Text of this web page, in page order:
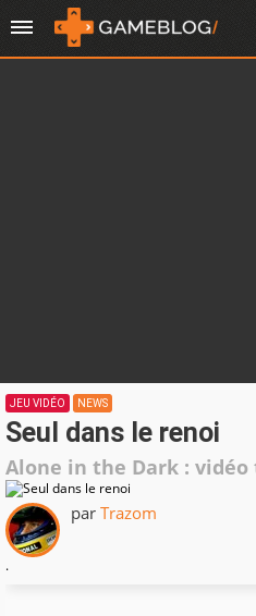
JEU VIDÉO NEWS
Seul dans le renoi
Alone in the Dark :
par Trazom
.